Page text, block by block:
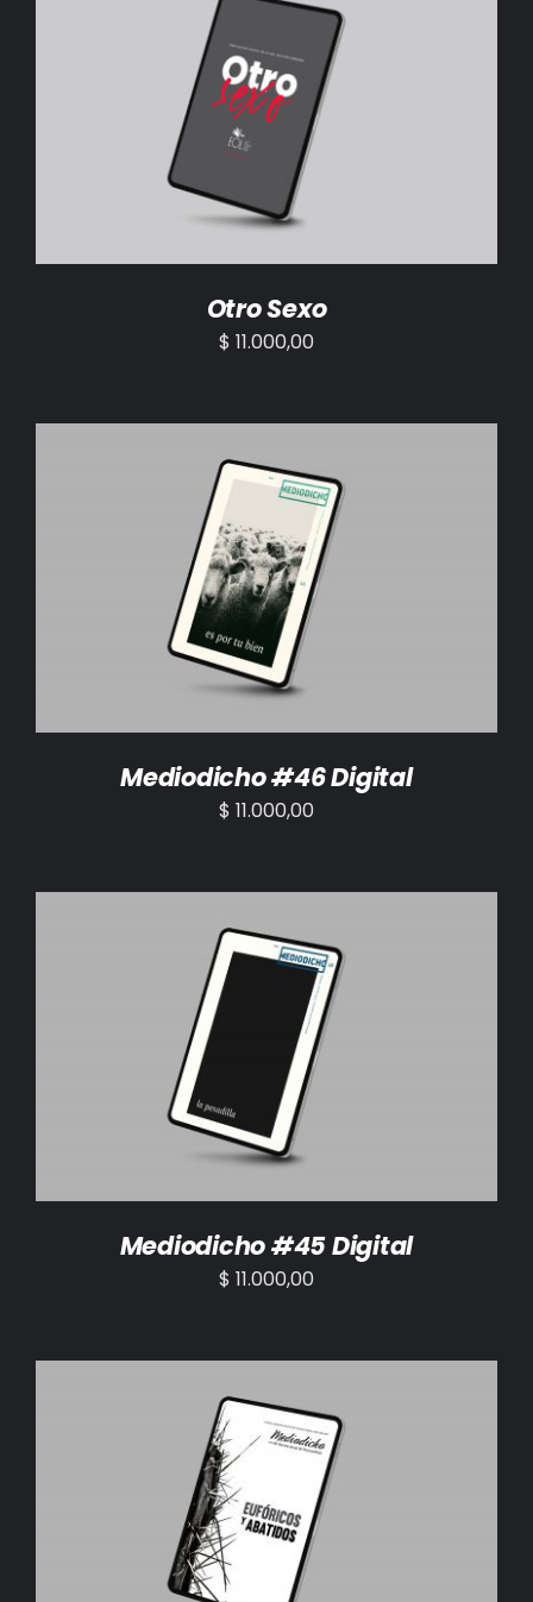
AÑADIR AL CARRITO /
Otro Sexo
$ 11.000,00
AÑADIR AL CARRITO /
Mediodicho #46 Digital
$ 11.000,00
AÑADIR AL CARRITO /
Mediodicho #45 Digital
$ 11.000,00
AÑADIR AL CARRITO /